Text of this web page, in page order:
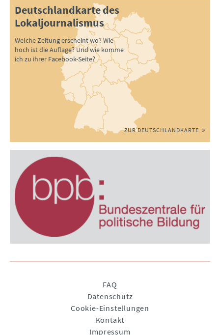
Deutschlandkarte des
Lokaljournalismus
Welche Zeitung erscheint wo? Wie
hoch ist die Auflage? Und wie komme
ich zu ihrer Facebook-Seite?
ZUR DEUTSCHLANDKARTE
FAQ
Datenschutz
Cookie-Einstellungen
Kontakt
Impressum